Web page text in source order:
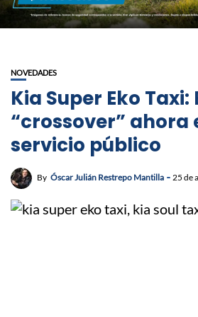
NOVEDADES
Kia Super Eko Taxi:
“crossover” ahora
servicio público
By Óscar Julián Restrepo Mantilla 25 de